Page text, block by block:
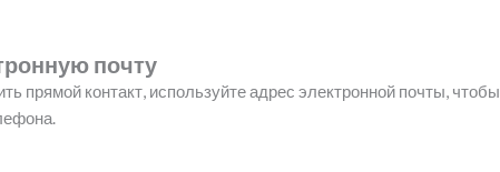
почту
прямой контакт, используйте адрес электронной почты, чтобы